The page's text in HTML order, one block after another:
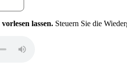
vorlesen lassen. Steuern Sie die